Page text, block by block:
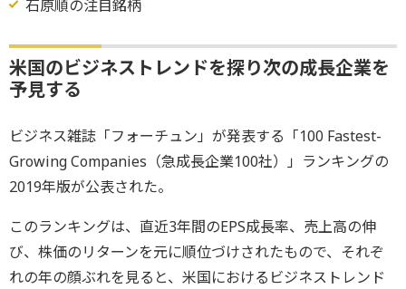
石原順の注目銘柄
米国のビジネストレンドを探り次の成長企業を
予見する
ビジネス雑誌「フォーチュン」が発表する「100 Fastest-
Growing Companies（急成長企業100社）」ランキングの
2019年版が公表された。
このランキングは、直近3年間のEPS成長率、売上高の伸
び、株価のリターンを元に順位づけされたもので、それぞ
れの年の顔ぶれを見ると、米国におけるビジネストレンド